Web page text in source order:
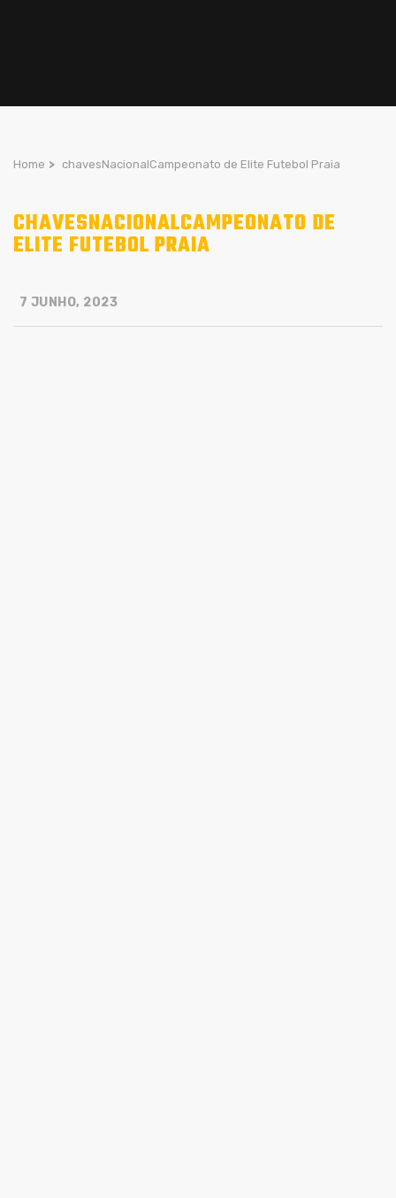
Home > chavesNacionalCampeonato de Elite Futebol Praia
CHAVESNACIONALCAMPEONATO DE
ELITE FUTEBOL PRAIA
7 JUNHO, 2023